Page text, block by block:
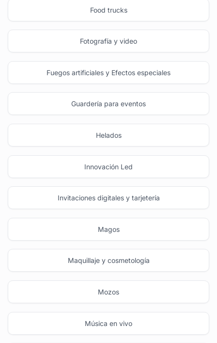
Food trucks
Fotografía y video
Fuegos artificiales y Efectos especiales
Guardería para eventos
Helados
Innovación Led
Invitaciones digitales y tarjetería
Magos
Maquillaje y cosmetología
Mozos
Música en vivo